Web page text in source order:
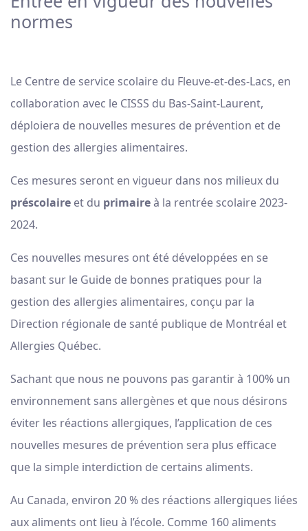
normes
Le Centre de service scolaire du Fleuve-et-des-Lacs, en
collaboration avec le CISSS du Bas-Saint-Laurent,
déploiera de nouvelles mesures de prévention et de
gestion des allergies alimentaires.
Ces mesures seront en vigueur dans nos milieux du
préscolaire et du primaireà la rentrée scolaire 2023-
2024.
Ces nouvelles mesures ont été développées en se
basant sur le Guide de bonnes pratiques pour la
gestion des allergies alimentaires, conçu par la
Direction régionale de santé publique de Montréal et
Allergies Québec.
Sachant que nous ne pouvons pas garantir à 100% un
environnement sans allergènes et que nous désirons
éviter les réactions allergiques, l’application de ces
nouvelles mesures de prévention sera plus efficace
que la simple interdiction de certains aliments.
Au Canada, environ 20 % des réactions allergiques liées
aux aliments ont lieu à l’école. Comme 160 aliments